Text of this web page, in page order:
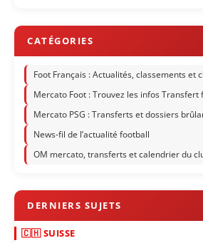
Foot Français : Actualités, classements et
Mercato Foot : Trouvez les infos
Mercato PSG : Transferts et dossiers
News-fil de l’actualité football
OM mercato, transferts et calendrier du
🇨🇭 SUISSE